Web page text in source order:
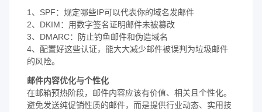
1、SPF：规定哪些IP可以代表你的域名发邮件
2、DKIM：用数字签名证明邮件未被篡改
3、DMARC：防止钓鱼邮件和伪造域名
4、配置好这些认证，能大大减少邮件被误判为垃圾邮件
的风险。
邮件内容优化与个性化
在邮箱预热阶段，邮件内容应该有价值、相关且个性化。
避免发送纯促销性质的邮件，而是提供行业动态、实用技